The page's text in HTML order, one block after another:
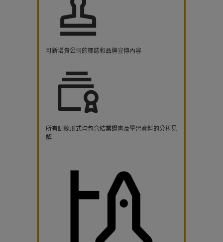
可新增貴公司的標誌和品牌宣傳內容
所有訓練形式均包含結業證書及學習資料的分析見
解